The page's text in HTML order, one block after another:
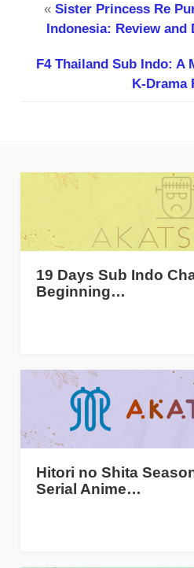
« Sister Princess Re
Indonesia: Review and
F4 Thailand Sub Indo: A
K-Drama
19 Days Sub Indo
Beginning…
Hitori no Shita
Serial Anime…